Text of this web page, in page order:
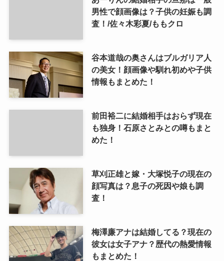
男性で顔画像は？子供の妊娠も調
査！/佐々木彩夏/ももクロ
谷本道哉の奥さんはブルガリア人
の美女！顔画像や馴れ初めや子供
情報もまとめた！
前田裕二に結婚相手はおらず現在
も独身！石原さとみとの噂もまと
めた！
草刈正雄と嫁・大塚悦子の現在の
顔写真は？息子の死因や娘も調
査！
梅澤廉アナは結婚してる？現在の
彼女は女子アナ？歴代の熱愛情報
もまとめた！